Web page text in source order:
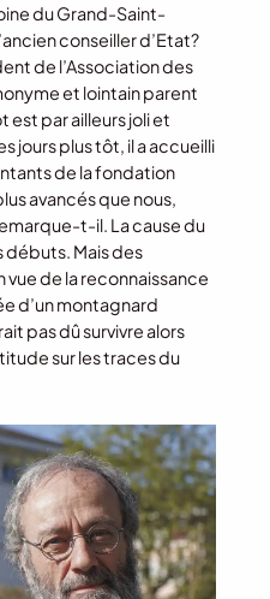
du Grand-Saint-
conseiller d’Etat?
de l’Association des
et lointain parent
est par ailleurs joli et
jours plus tôt, il a accueilli
de la fondation
avancés que nous,
t-il. La cause du
débuts. Mais des
de la reconnaissance
d’un montagnard
pas dû survivre alors
sur les traces du